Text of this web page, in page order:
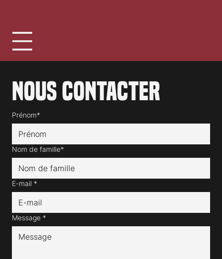
Nous contacter
Prénom*
Nom de famille*
E-mail *
Message *